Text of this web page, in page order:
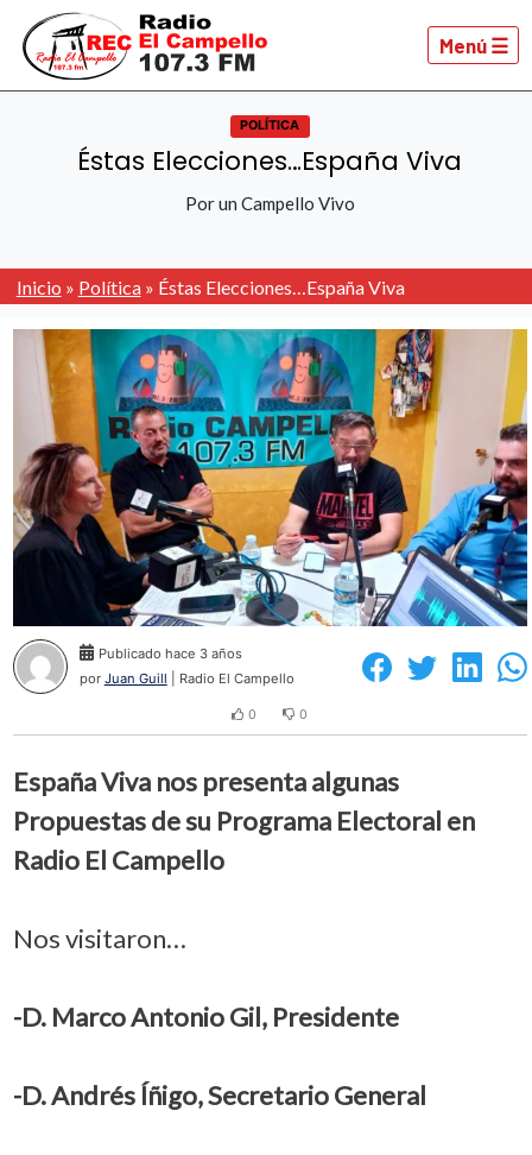
Menú ☰
POLÍTICA
Éstas Elecciones…España Viva
Por un Campello Vivo
Inicio » Política» Éstas Elecciones…España Viva
Publicado hace 3 años
por Juan Guill | Radio El Campello
0 0
España Viva nos presenta algunas
Propuestas de su Programa Electoral en
Radio El Campello
Nos visitaron…
-D. Marco Antonio Gil, Presidente
-D. Andrés Íñigo, Secretario General